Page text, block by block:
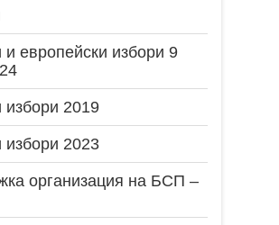
и европейски избори 9
избори 2019
избори 2023
организация на БСП –